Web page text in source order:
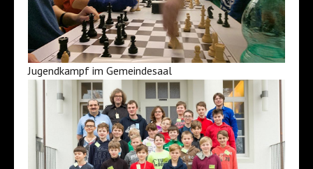
Jugendkampf im Gemeindesaal